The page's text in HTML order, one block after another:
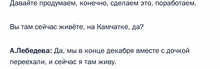
Давайте продумаем, конечно, сделаем это, поработаем.
Вы там сейчас живёте, на Камчатке, да?
А.Лебедева: Да, мы в конце декабря вместе с дочкой
переехали, и сейчас я там живу.